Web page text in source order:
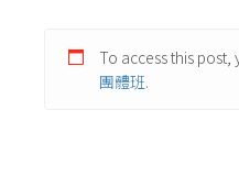
To access this
團體班.